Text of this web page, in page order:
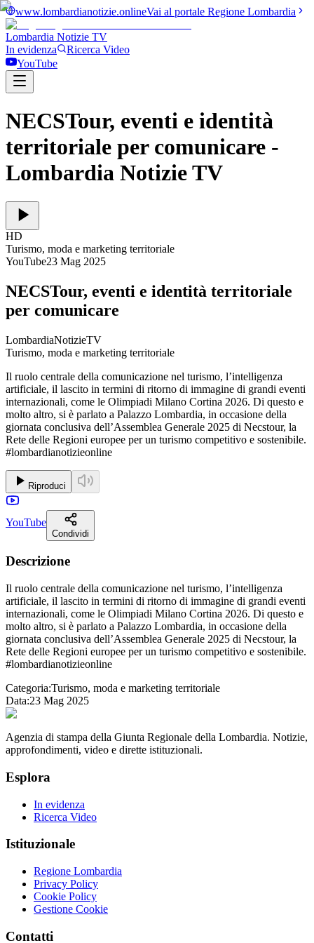
www.lombardianotizie.onlineVai al portale Regione Lombardia
Lombardia Notizie TV
In evidenza
Ricerca Video
YouTube
NECSTour, eventi e identità
territoriale per comunicare -
Lombardia Notizie TV
HD
Turismo, moda e marketing territoriale
YouTube23 Mag 2025
NECSTour, eventi e identità territoriale
per comunicare
LombardiaNotizieTV
Turismo, moda e marketing territoriale
Il ruolo centrale della comunicazione nel turismo, l’intelligenza
artificiale, il lascito in termini di ritorno di immagine di grandi eventi
internazionali, come le Olimpiadi Milano Cortina 2026. Di questo e
molto altro, si è parlato a Palazzo Lombardia, in occasione della
giornata conclusiva dell’Assemblea Generale 2025 di Necstour, la
Rete delle Regioni europee per un turismo competitivo e sostenibile.
#lombardianotizieonline
Riproduci
YouTube
Condividi
Descrizione
Il ruolo centrale della comunicazione nel turismo, l’intelligenza
artificiale, il lascito in termini di ritorno di immagine di grandi eventi
internazionali, come le Olimpiadi Milano Cortina 2026. Di questo e
molto altro, si è parlato a Palazzo Lombardia, in occasione della
giornata conclusiva dell’Assemblea Generale 2025 di Necstour, la
Rete delle Regioni europee per un turismo competitivo e sostenibile.
#lombardianotizieonline
Categoria:Turismo, moda e marketing territoriale
Data:23 Mag 2025
Agenzia di stampa della Giunta Regionale della Lombardia. Notizie,
approfondimenti, video e dirette istituzionali.
Esplora
In evidenza
Ricerca Video
Istituzionale
Regione Lombardia
Privacy Policy
Cookie Policy
Gestione Cookie
Contatti